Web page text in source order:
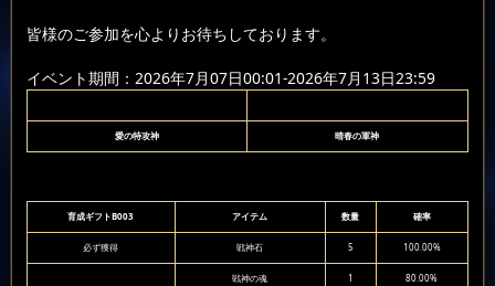
皆様のご参加を心よりお待ちしております。
イベント期間：2026年7月07日00:01-2026年7月13日23:59
愛の特攻神 晴春の軍神
育成ギフトB003 アイテム 数量 確率
必ず獲得 戦神石 5 100.00%
戦神の魂 1 80.00%